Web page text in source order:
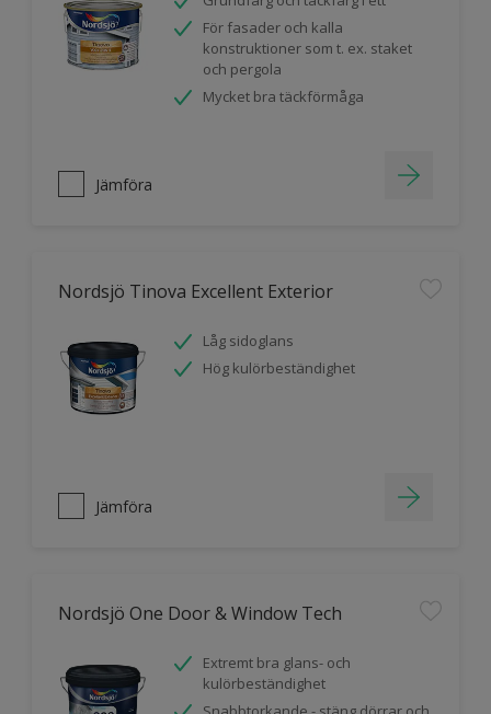
För fasader och kalla
konstruktioner som t. ex. staket
och pergola
Mycket bra täckförmåga
Jämföra
Nordsjö Tinova Excellent Exterior
Låg sidoglans
Hög kulörbeständighet
Jämföra
Nordsjö One Door & Window Tech
Extremt bra glans- och
kulörbeständighet